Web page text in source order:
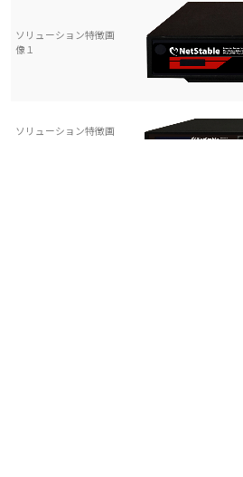
ソリューション特徴画
像１
ソリューション特徴画